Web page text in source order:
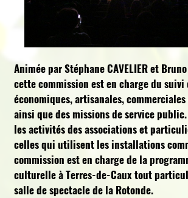
Animée par Stéphane CAVELIER et Bruno
cette commission est en charge du
économiques, artisanales,
ainsi que des missions de service
les activités des associations et
celles qui utilisent les installations
commission est en charge de la
culturelle à Terres-de-Caux tout
salle de spectacle de la Rotonde.